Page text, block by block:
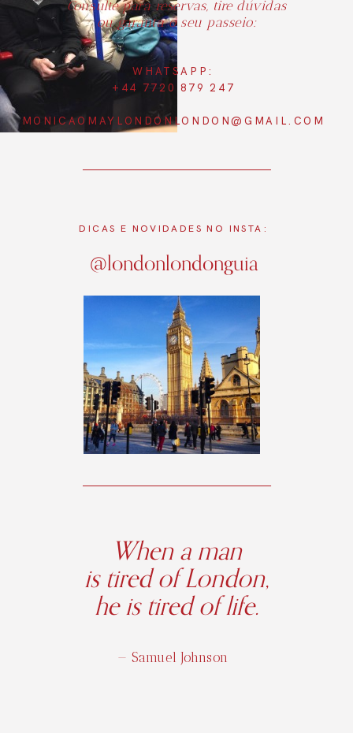
DICAS E NOVIDADES NO INSTA:
When a man
is tired of London,
he is tired of life.
@londonlondonguia
Consulte para reservas, tire dúvidas
ou garanta o seu passeio:
WHATSAPP:
+44 7720 879 247
MONICAOMAYLONDONLONDON@GMAIL.COM
— Samuel Johnson